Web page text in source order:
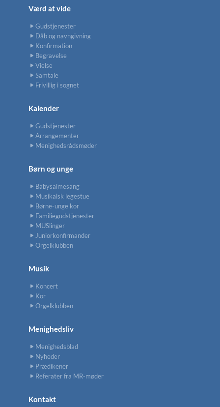
Værd at vide
Gudstjenester
Dåb og navngivning
Konfirmation
Begravelse
Vielse
Samtale
Frivillig i sognet
Kalender
Gudstjenester
Arrangementer
Menighedsrådsmøder
Børn og unge
Babysalmesang
Musikalsk legestue
Børne-unge kor
Familiegudstjenester
MUSlinger
Juniorkonfirmander
Orgelklubben
Musik
Koncert
Kor
Orgelklubben
Menighedsliv
Menighedsblad
Nyheder
Prædikener
Referater fra MR-møder
Kontakt